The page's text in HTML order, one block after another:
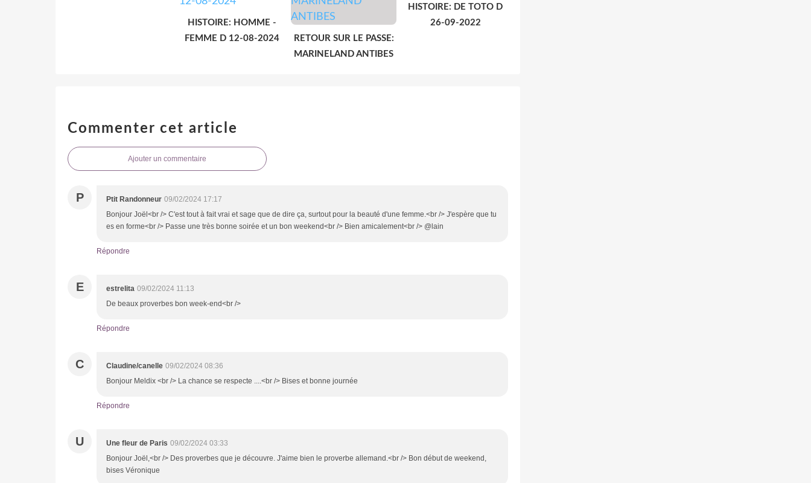
HISTOIRE: HOMME -
FEMME D 12-08-2024
RETOUR SUR LE PASSE:
MARINELAND ANTIBES
HISTOIRE: DE TOTO D
26-09-2022
Commenter cet article
Ajouter un commentaire
P Ptit Randonneur 09/02/2024 17:17
Bonjour Joël<br /> C'est tout à fait vrai et sage que de dire ça, surtout pour la beauté d'une femme.<br /> J'espère que tu
es en forme<br /> Passe une très bonne soirée et un bon weekend<br /> Bien amicalement<br /> @lain
Répondre
E estrelita 09/02/2024 11:13
De beaux proverbes bon week-end<br />
Répondre
C Claudine/canelle 09/02/2024 08:36
Bonjour Meldix <br /> La chance se respecte ....<br /> Bises et bonne journée
Répondre
U Une fleur de Paris 09/02/2024 03:33
Bonjour Joël,<br /> Des proverbes que je découvre. J'aime bien le proverbe allemand.<br /> Bon début de weekend,
bises Véronique